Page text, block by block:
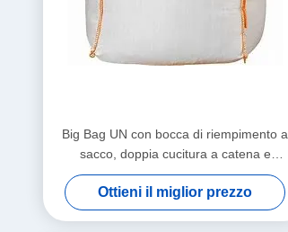
Big Bag UN con bocca di riempimento a
sacco, doppia cucitura a catena e
protezione antistatica per imballaggi sfusi
sicuri
Ottieni il miglior prezzo